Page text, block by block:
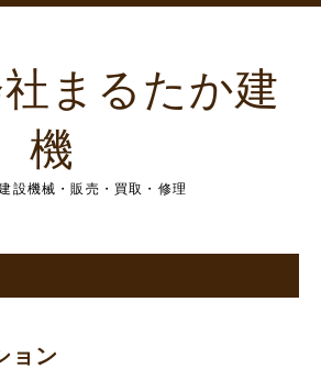
まるたか建
機
設機械・販売・買取・修理
ョン